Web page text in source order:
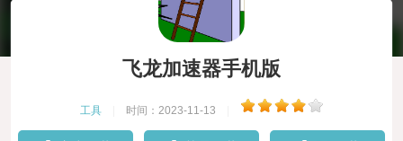
飞龙加速器手机版
工具 时间：2023-11-13